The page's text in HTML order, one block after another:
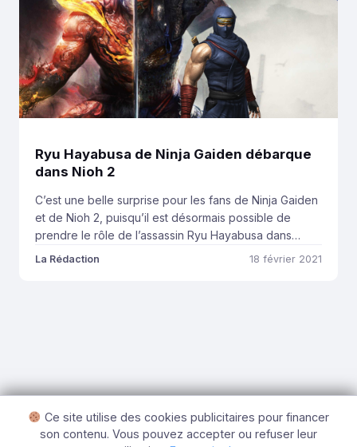
Ryu Hayabusa de Ninja Gaiden débarque
dans Nioh 2
C’est une belle surprise pour les fans de Ninja Gaiden
et de Nioh 2, puisqu’il est désormais possible de
prendre le rôle de l’assassin Ryu Hayabusa dans
l’univers impitoyable du dernier jeu de la Team Ninja.
La Rédaction 18 février 2021
Ce site utilise des cookies publicitaires pour financer
son contenu. Vous pouvez accepter ou refuser leur